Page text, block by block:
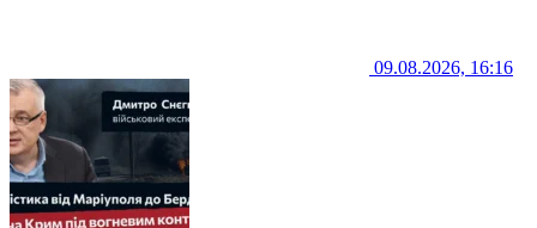
09.08.2026, 16:16